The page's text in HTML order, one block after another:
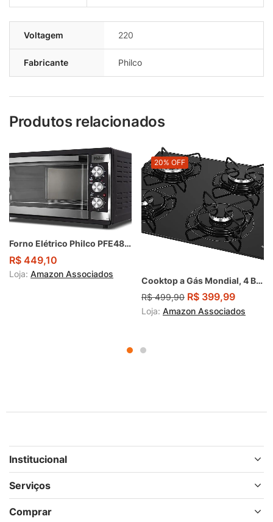
Voltagem 220
Fabricante Philco
Produtos relacionados
Forno Elétrico Philco PFE48IP 46L 1500W
R$ 449,10
Loja: Amazon Associados
20% OFF
Cooktop a Gás Mondial, 4 Bocas
R$499,90 R$ 399,99
Loja: Amazon Associados
Institucional
Serviços
Comprar